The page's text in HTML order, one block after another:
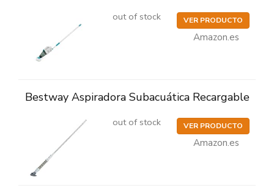
out of stock VER PRODUCTO
Amazon.es
Bestway Aspiradora Subacuática Recargable
out of stock VER PRODUCTO
Amazon.es